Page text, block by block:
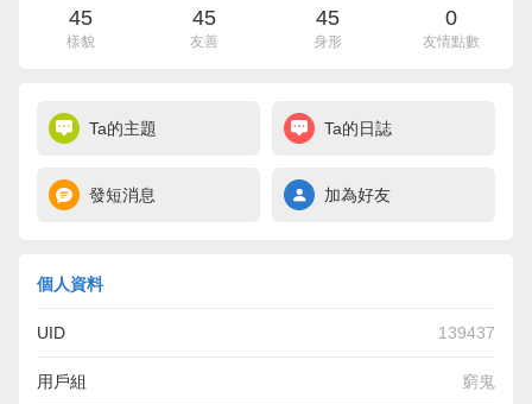
45
樣貌
45
友善
45
身形
0
友情點數
Ta的主題 Ta的日誌
發短消息 加為好友
個人資料
UID 139437
用戶組 窮鬼